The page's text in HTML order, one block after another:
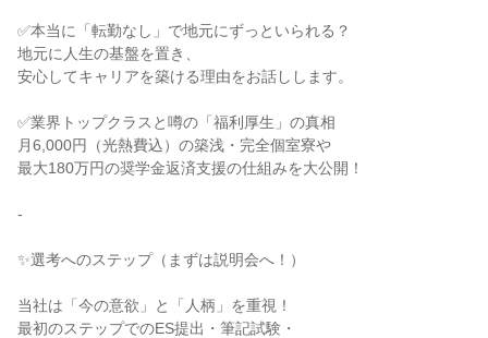
✅本当に「転勤なし」で地元にずっといられる？
地元に人生の基盤を置き、
安心してキャリアを築ける理由をお話しします。
✅業界トップクラスと噂の「福利厚生」の真相
月6,000円（光熱費込）の築浅・完全個室寮や
最大180万円の奨学金返済支援の仕組みを大公開！
-
✨選考へのステップ（まずは説明会へ！）
当社は「今の意欲」と「人柄」を重視！
最初のステップでのES提出・筆記試験・